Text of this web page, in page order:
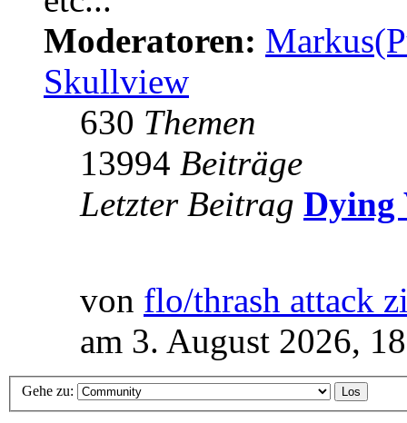
Moderatoren:
Skullview
630 Themen
13994 Beiträge
Letzter Beitrag Dying
von flo/thrash attack
am 3. August 2026,
Gehe zu: